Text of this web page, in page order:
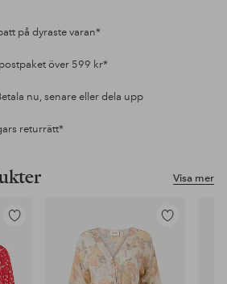
på dyraste varan*
över 599 kr*
nu, senare eller dela upp
returrätt*
Visa mer
Lägg
i
favoriter
Lägg
i
favoriter